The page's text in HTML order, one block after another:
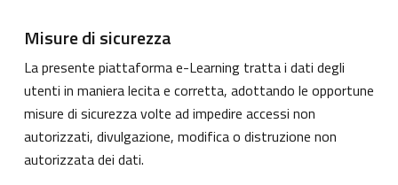
Misure di sicurezza
La presente piattaforma e-Learning tratta i dati degli
utenti in maniera lecita e corretta, adottando le opportune
misure di sicurezza volte ad impedire accessi non
autorizzati, divulgazione, modifica o distruzione non
autorizzata dei dati.